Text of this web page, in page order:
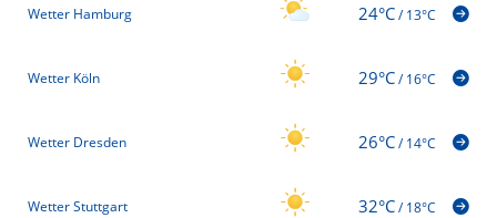
Wetter Hamburg 24°C/13°C
Wetter Köln 29°C/16°C
Wetter Dresden 26°C/14°C
Wetter Stuttgart 32°C/18°C